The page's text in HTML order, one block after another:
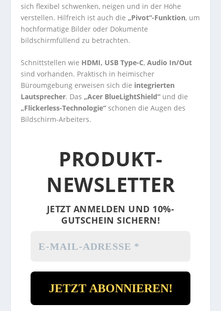
sich flexibel schwenken, neigen und in der Höhe
verstellen. Hilfreich ist auch die „Pivot“-Funktion, um
hochformatige Bilder oder Dokumente
bildschirmfüllend zu betrachten.
Schnittstellen wie HDMI, USB Type-C,Audio In/Out
sind vorhanden. Praktisch in heimischer
Büroumgebung erweisen sich die integrierten
Lautsprecher. Das „Acer BlueLightShield“ und die
„Flickerless-Technologie“ schonen die Augen des
Bildschirm-Arbeiters.
PRODUKT-
NEWSLETTER
JETZT ANMELDEN UND 10%-
GUTSCHEIN SICHERN!